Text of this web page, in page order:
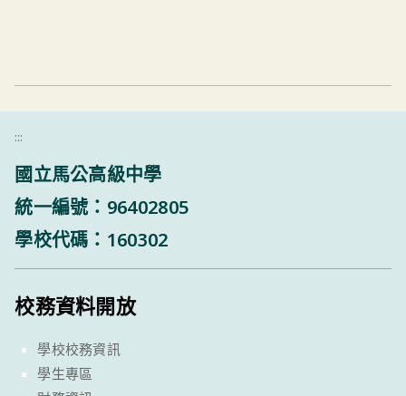
:::
國立馬公高級中學
統一編號：96402805
學校代碼：160302
校務資料開放
學校校務資訊
學生專區